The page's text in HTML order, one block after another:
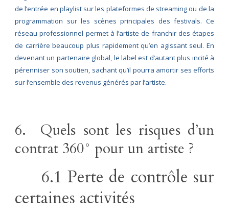
de l’entrée en playlist sur les plateformes de streaming ou de la
programmation sur les scènes principales des festivals. Ce
réseau professionnel permet à l’artiste de franchir des étapes
de carrière beaucoup plus rapidement qu’en agissant seul. En
devenant un partenaire global, le label est d’autant plus incité à
pérenniser son soutien, sachant qu’il pourra amortir ses efforts
sur l’ensemble des revenus générés par l’artiste.
6. Quels sont les risques d’un
contrat 360° pour un artiste ?
6.1 Perte de contrôle sur
certaines activités